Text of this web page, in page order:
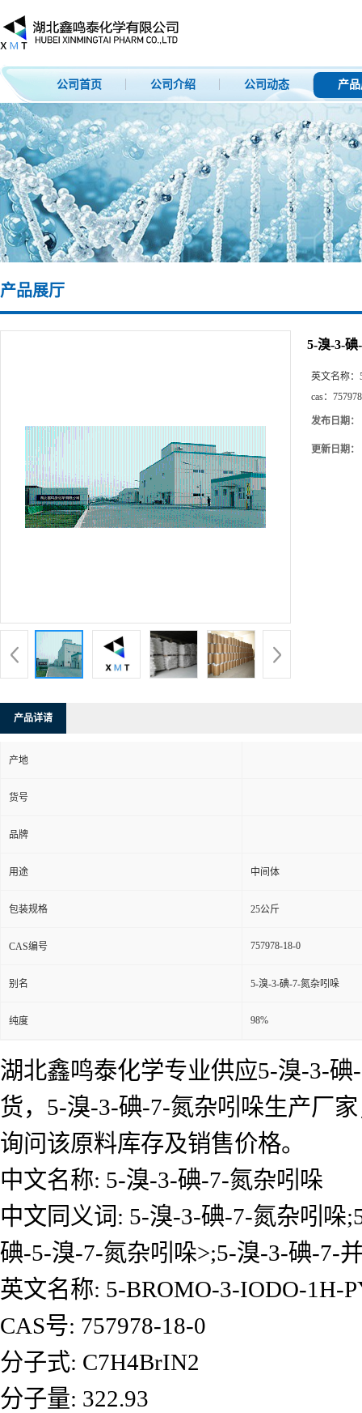
公司首页 公司介绍 公司动态 产
产品展厅
5-溴-3-碘
英文名称：
cas：
发布日期：
更新日期：
产品详请
产地
货号
品牌
用途 中间体
包装规格 25公斤
CAS编号 757978-18-0
别名 5-溴-3-碘-7-氮杂吲哚
纯度 98%
湖北鑫鸣泰化学专业供应5-溴-3-
货，5-溴-3-碘-7-氮杂吲哚生产厂
询问该原料库存及销售价格。
中文名称: 5-溴-3-碘-7-氮杂吲哚
中文同义词: 5-溴-3-碘-7-氮杂吲哚
碘-5-溴-7-氮杂吲哚>;5-溴-3-碘-7-
英文名称: 5-BROMO-3-IODO-1H-
CAS号: 757978-18-0
分子式: C7H4BrIN2
分子量: 322.93